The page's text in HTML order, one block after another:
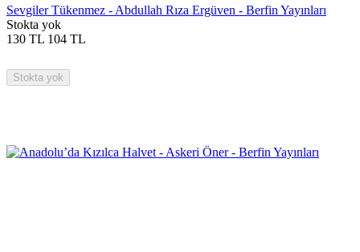
Sevgiler Tükenmez - Abdullah Rıza Ergüven - Berfin Yayınları
Stokta yok
130 TL 104 TL
Stokta yok